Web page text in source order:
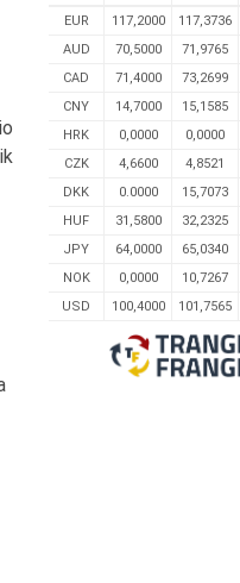
EUR 117,2000 117,3736
AUD
70,5000 71,9765
CAD
71,4000 73,2699
CNY
14,7000 15,1585
HRK
0,0000 0,0000
CZK
4,6600 4,8521
DKK
0.0000 15,7073
HUF
31,5800 32,2325
JPY
64,0000 65,0340
NOK
0,0000 10,7267
USD
100,4000 101,7565